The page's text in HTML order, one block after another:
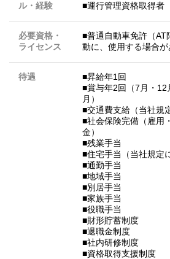
ル・経験
■運行管理資格取得者
必要資格・
ライセンス
■普通自動車免許（AT
動に、使用する場合が
待遇
■昇給年1回
■賞与年2回（7月・
月）
■交通費支給（当社規
■社会保険完備（雇用
金）
■残業手当
■住宅手当（当社規定
■通勤手当
■地域手当
■別居手当
■家族手当
■役職手当
■財形貯蓄制度
■退職金制度
■社内研修制度
■資格取得支援制度